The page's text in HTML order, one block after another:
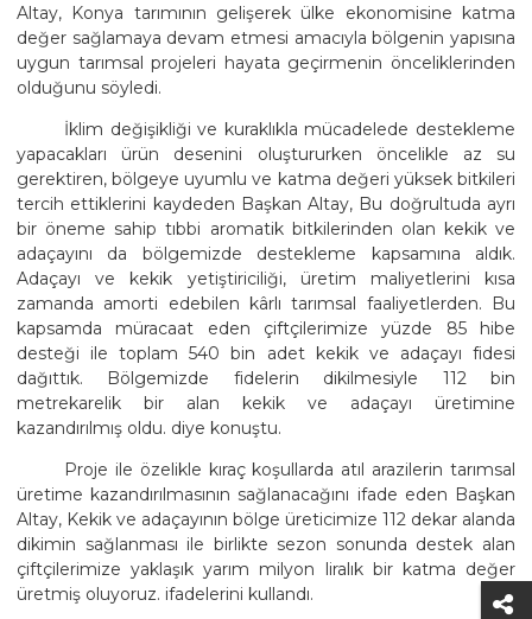
Altay, Konya tarımının gelişerek ülke ekonomisine katma
değer sağlamaya devam etmesi amacıyla bölgenin yapısına
uygun tarımsal projeleri hayata geçirmenin önceliklerinden
olduğunu söyledi.
İklim değişikliği ve kuraklıkla mücadelede destekleme
yapacakları ürün desenini oluştururken öncelikle az su
gerektiren, bölgeye uyumlu ve katma değeri yüksek bitkileri
tercih ettiklerini kaydeden Başkan Altay, Bu doğrultuda ayrı
bir öneme sahip tıbbi aromatik bitkilerinden olan kekik ve
adaçayını da bölgemizde destekleme kapsamına aldık.
Adaçayı ve kekik yetiştiriciliği, üretim maliyetlerini kısa
zamanda amorti edebilen kârlı tarımsal faaliyetlerden. Bu
kapsamda müracaat eden çiftçilerimize yüzde 85 hibe
desteği ile toplam 540 bin adet kekik ve adaçayı fidesi
dağıttık. Bölgemizde fidelerin dikilmesiyle 112 bin
metrekarelik bir alan kekik ve adaçayı üretimine
kazandırılmış oldu. diye konuştu.
Proje ile özelikle kıraç koşullarda atıl arazilerin tarımsal
üretime kazandırılmasının sağlanacağını ifade eden Başkan
Altay, Kekik ve adaçayının bölge üreticimize 112 dekar alanda
dikimin sağlanması ile birlikte sezon sonunda destek alan
çiftçilerimize yaklaşık yarım milyon liralık bir katma değer
üretmiş oluyoruz. ifadelerini kullandı.